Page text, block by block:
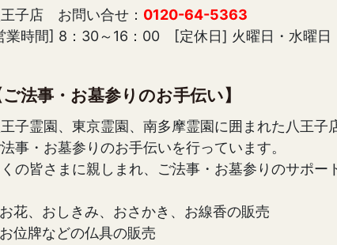
王子店 お問い合せ： 0120-64-5363
業時間] 8：30～16：00 [定休日] 火曜日・水曜日
ご法事・お墓参りのお手伝い】
子霊園、東京霊園、南多摩霊園に囲まれた八王子
事・お墓参りのお手伝いを行っています。
の皆さまに親しまれ、ご法事・お墓参りのサポー
お花、おしきみ、おさかき、お線香の販売
お位牌などの仏具の販売